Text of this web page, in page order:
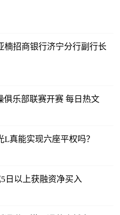
楠招商银行济宁分行副行长
俱乐部联赛开赛 每日热文
真能实现六座平权吗？
日以上获融资净买入